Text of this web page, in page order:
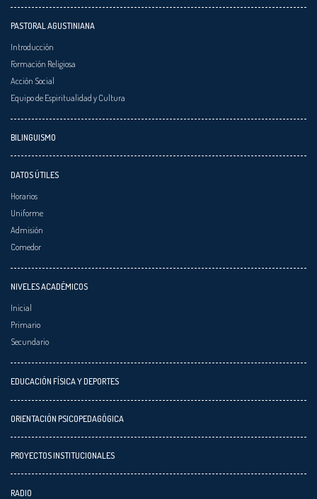
PASTORAL AGUSTINIANA
Introducción
Formación Religiosa
Acción Social
Equipo de Espiritualidad y Cultura
BILINGUISMO
DATOS ÚTILES
Horarios
Uniforme
Admisión
Comedor
NIVELES ACADÉMICOS
Inicial
Primario
Secundario
EDUCACIÓN FÍSICA Y DEPORTES
ORIENTACIÓN PSICOPEDAGÓGICA
PROYECTOS INSTITUCIONALES
RADIO